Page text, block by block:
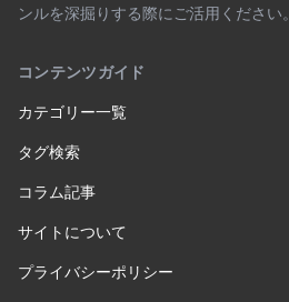
ンルを深掘りする際にご活用ください。
コンテンツガイド
カテゴリー一覧
タグ検索
コラム記事
サイトについて
プライバシーポリシー